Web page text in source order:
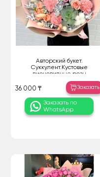
Авторский букет.
Суккулент.Кустовые
пионовидные розы
36 000 ₸ Заказать
Заказать по
WhatsApp